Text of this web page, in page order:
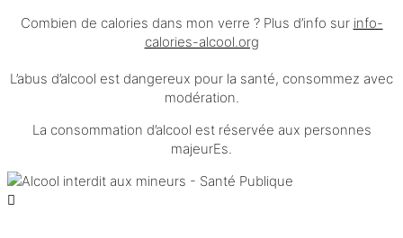
Combien de calories dans mon verre ? Plus d’info sur info-
calories-alcool.org
L’abus d’alcool est dangereux pour la santé, consommez avec
modération.
La consommation d’alcool est réservée aux personnes
majeurEs.